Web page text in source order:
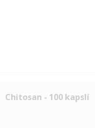
Chitosan - 100 kapslí